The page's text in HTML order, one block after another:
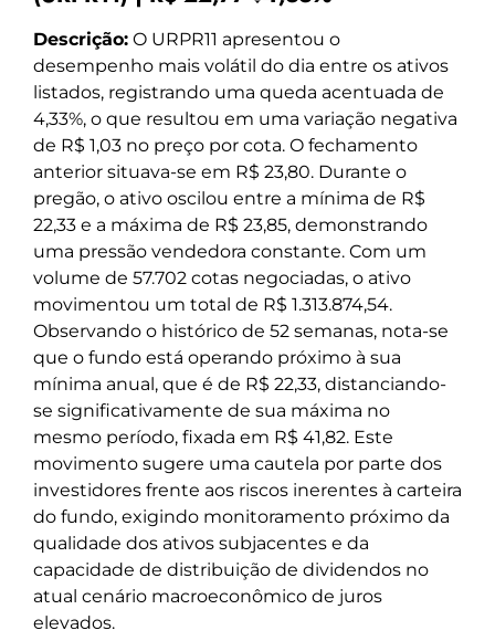
Descrição: O URPR11 apresentou o
desempenho mais volátil do dia entre os ativos
listados, registrando uma queda acentuada de
4,33%, o que resultou em uma variação negativa
de R$ 1,03 no preço por cota. O fechamento
anterior situava-se em R$ 23,80. Durante o
pregão, o ativo oscilou entre a mínima de R$
22,33 e a máxima de R$ 23,85, demonstrando
uma pressão vendedora constante. Com um
volume de 57.702 cotas negociadas, o ativo
movimentou um total de R$ 1.313.874,54.
Observando o histórico de 52 semanas, nota-se
que o fundo está operando próximo à sua
mínima anual, que é de R$ 22,33, distanciando-
se significativamente de sua máxima no
mesmo período, fixada em R$ 41,82. Este
movimento sugere uma cautela por parte dos
investidores frente aos riscos inerentes à carteira
do fundo, exigindo monitoramento próximo da
qualidade dos ativos subjacentes e da
capacidade de distribuição de dividendos no
atual cenário macroeconômico de juros
elevados.